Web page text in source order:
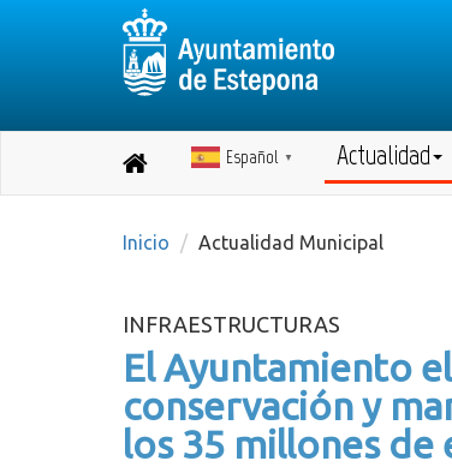
Destino:
inicio
Español ▼ Actualidad
Inicio Actualidad Municipal
INFRAESTRUCTURAS
El Ayuntamiento
conservación y
los 35 millones de